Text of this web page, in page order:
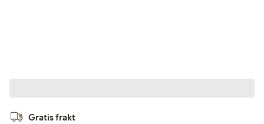
Gratis frakt